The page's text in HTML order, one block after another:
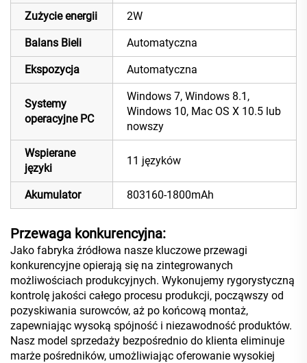
Zużycie energii 2W
Balans Bieli Automatyczna
Ekspozycja Automatyczna
Systemy
operacyjne PC
Windows 7, Windows 8.1,
Windows 10, Mac OS X 10.5 lub
nowszy
Wspierane
języki
11 języków
Akumulator 803160-1800mAh
Przewaga konkurencyjna:
Jako fabryka źródłowa nasze kluczowe przewagi
konkurencyjne opierają się na zintegrowanych
możliwościach produkcyjnych. Wykonujemy rygorystyczną
kontrolę jakości całego procesu produkcji, począwszy od
pozyskiwania surowców, aż po końcową montaż,
zapewniając wysoką spójność i niezawodność produktów.
Nasz model sprzedaży bezpośrednio do klienta eliminuje
marże pośredników, umożliwiając oferowanie wysokiej